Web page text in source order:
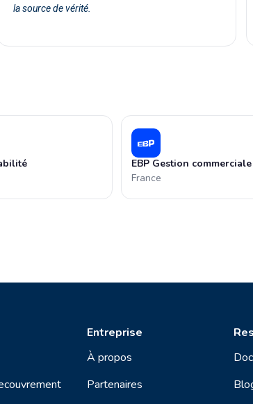
la source de vérité.
EBP Gestion commerciale
France
Entreprise
À propos
Partenaires